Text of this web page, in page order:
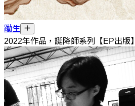
躪生
2022年作品，誕降師系列【EP出版】